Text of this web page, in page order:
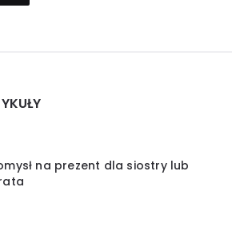
na prezent dla siostry lub